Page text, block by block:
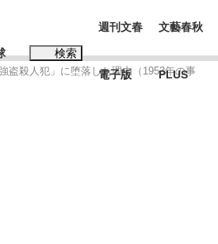
検索
週刊文春
電子版
文藝春秋
PLUS
盗殺人犯」に堕落した理由（1953年の事